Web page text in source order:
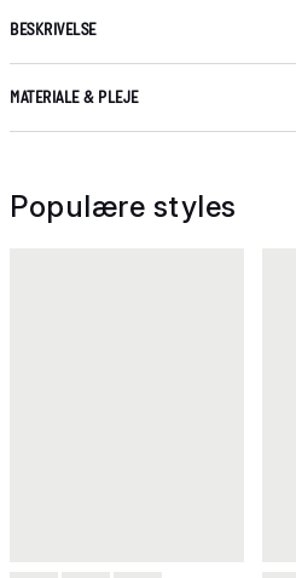
BESKRIVELSE
MATERIALE & PLEJE
Populære styles